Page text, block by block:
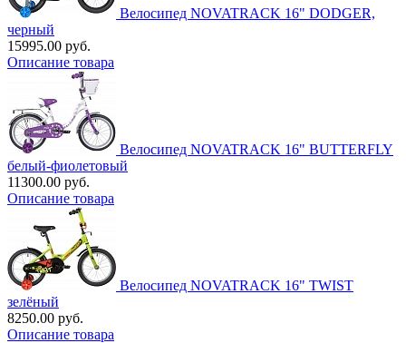
Велосипед NOVATRACK 16" DODGER,
черный
15995.00 руб.
Описание товара
Велосипед NOVATRACK 16" BUTTERFLY
белый-фиолетовый
11300.00 руб.
Описание товара
Велосипед NOVATRACK 16" TWIST
зелёный
8250.00 руб.
Описание товара